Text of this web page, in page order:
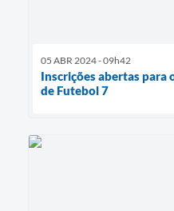
05 ABR 2024 - 09h42
Inscrições abertas para
de Futebol 7